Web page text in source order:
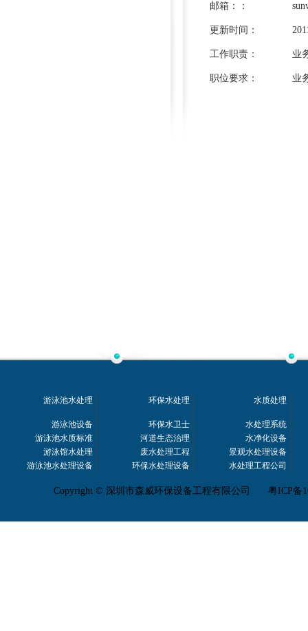
邮箱：：
更新时间：
工作职责： 业
职位要求： 业
游泳池水处理
游泳池设备
游泳池水质标准
游泳馆水处理
游泳池水处理设备
环保水处理
环保水卫士
河道生态治理
废水处理工程
环保水处理设备
水质处理
水处理系统
水净化设备
景观水处理设备
水处理工程公司
Copyright © 深圳市森威环保设备工程有限公司粤ICP备